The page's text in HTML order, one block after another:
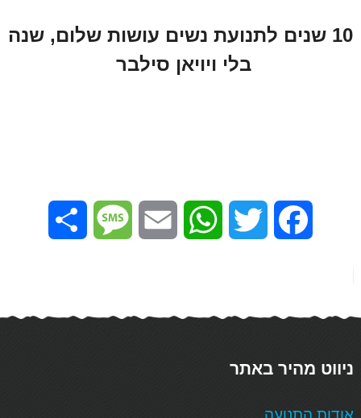
10 שנים לתנועת נשים עושות שלום, שנה
בלי ויויאן סילבר
Facebook
Twitter
WhatsApp
Email
Message
ניווט מהיר באתר
אודות התנועה